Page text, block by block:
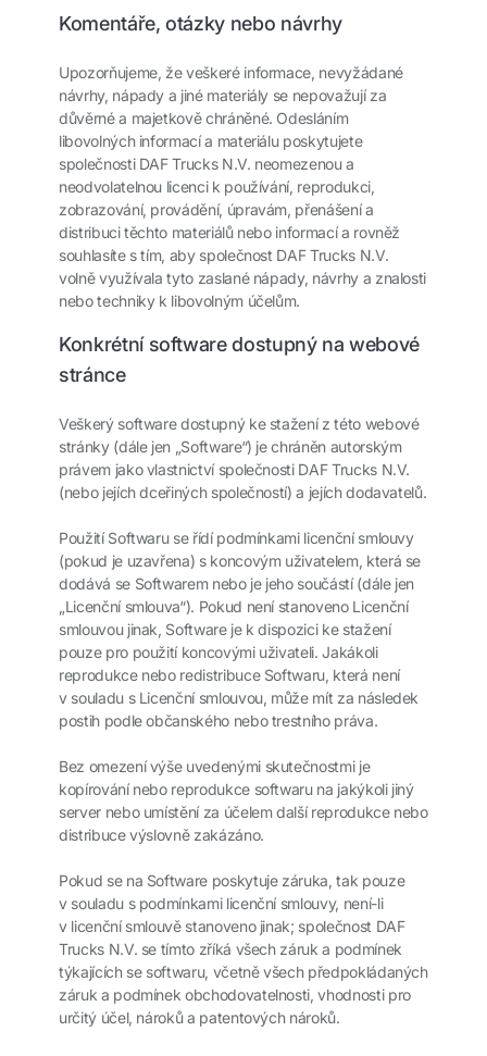
Komentáře, otázky nebo návrhy
Upozorňujeme, že veškeré informace, nevyžádané
návrhy, nápady a jiné materiály se nepovažují za
důvěrné a majetkově chráněné. Odesláním
libovolných informací a materiálu poskytujete
společnosti DAF Trucks N.V. neomezenou a
neodvolatelnou licenci k používání, reprodukci,
zobrazování, provádění, úpravám, přenášení a
distribuci těchto materiálů nebo informací a rovněž
souhlasíte s tím, aby společnost DAF Trucks N.V.
volně využívala tyto zaslané nápady, návrhy a znalosti
nebo techniky k libovolným účelům.
Konkrétní software dostupný na webové
stránce
Veškerý software dostupný ke stažení z této webové
stránky (dále jen „Software“) je chráněn autorským
právem jako vlastnictví společnosti DAF Trucks N.V.
(nebo jejích dceřiných společností) a jejích dodavatelů.
Použití Softwaru se řídí podmínkami licenční smlouvy
(pokud je uzavřena) s koncovým uživatelem, která se
dodává se Softwarem nebo je jeho součástí (dále jen
„Licenční smlouva“). Pokud není stanoveno Licenční
smlouvou jinak, Software je k dispozici ke stažení
pouze pro použití koncovými uživateli. Jakákoli
reprodukce nebo redistribuce Softwaru, která není
v souladu s Licenční smlouvou, může mít za následek
postih podle občanského nebo trestního práva.
Bez omezení výše uvedenými skutečnostmi je
kopírování nebo reprodukce softwaru na jakýkoli jiný
server nebo umístění za účelem další reprodukce nebo
distribuce výslovně zakázáno.
Pokud se na Software poskytuje záruka, tak pouze
v souladu s podmínkami licenční smlouvy, není-li
v licenční smlouvě stanoveno jinak; společnost DAF
Trucks N.V. se tímto zříká všech záruk a podmínek
týkajících se softwaru, včetně všech předpokládaných
záruk a podmínek obchodovatelnosti, vhodnosti pro
určitý účel, nároků a patentových nároků.